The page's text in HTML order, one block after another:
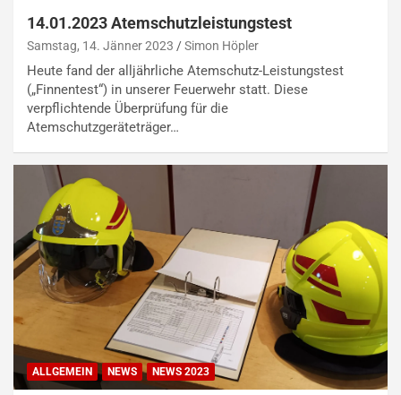
14.01.2023 Atemschutzleistungstest
Samstag, 14. Jänner 2023 Simon Höpler
Heute fand der alljährliche Atemschutz-Leistungstest
(„Finnentest“) in unserer Feuerwehr statt. Diese
verpflichtende Überprüfung für die
Atemschutzgeräteträger…
ALLGEMEIN NEWS NEWS 2023